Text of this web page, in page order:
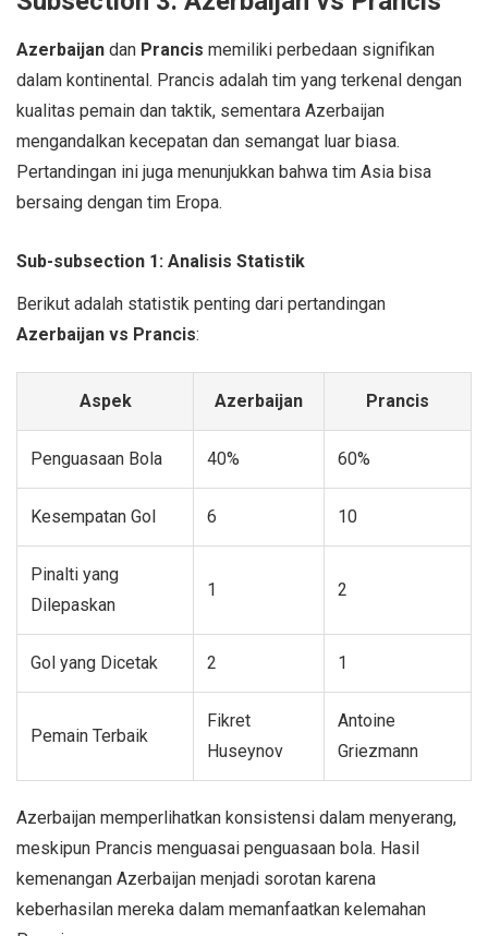
Azerbaijan dan Prancis memiliki perbedaan signifikan
dalam kontinental. Prancis adalah tim yang terkenal dengan
kualitas pemain dan taktik, sementara Azerbaijan
mengandalkan kecepatan dan semangat luar biasa.
Pertandingan ini juga menunjukkan bahwa tim Asia bisa
bersaing dengan tim Eropa.
Sub-subsection 1: Analisis Statistik
Berikut adalah statistik penting dari pertandingan
Azerbaijan vs Prancis:
Aspek Azerbaijan Prancis
Penguasaan Bola 40% 60%
Kesempatan Gol 6 10
Pinalti yang
Dilepaskan
1 2
Gol yang Dicetak 2 1
Pemain Terbaik
Fikret
Huseynov
Antoine
Griezmann
Azerbaijan memperlihatkan konsistensi dalam menyerang,
meskipun Prancis menguasai penguasaan bola. Hasil
kemenangan Azerbaijan menjadi sorotan karena
keberhasilan mereka dalam memanfaatkan kelemahan